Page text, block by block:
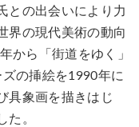
との出会いにより力
界の現代美術の動向
から「街道をゆく」
の挿絵を1990年に
具象画を描きはじ
た。